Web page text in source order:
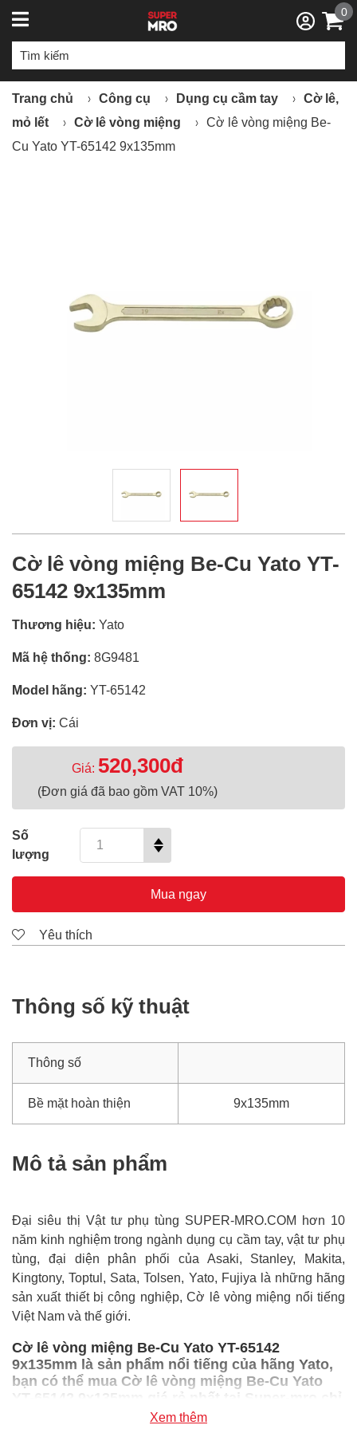
0
Trang chủ Công cụ Dụng cụ cầm tay
Cờ lê,
mỏ lết
Cờ lê vòng miệng
Cờ lê vòng miệng Be-
Cu Yato YT-65142 9x135mm
Cờ lê vòng miệng Be-Cu Yato YT-
65142 9x135mm
Thương hiệu: Yato
Mã hệ thống: 8G9481
Model hãng: YT-65142
Đơn vị: Cái
Giá: 520,300đ
(Đơn giá đã bao gồm VAT 10%)
Số
lượng
Mua ngay
Yêu thích
Thông số kỹ thuật
Thông số
Bề mặt hoàn thiện 9x135mm
Mô tả sản phẩm
Đại siêu thị Vật tư phụ tùng SUPER-MRO.COM hơn 10
năm kinh nghiệm trong ngành dụng cụ cầm tay, vật tư phụ
tùng, đại diện phân phối của Asaki, Stanley, Makita,
Kingtony, Toptul, Sata, Tolsen, Yato, Fujiya là những hãng
sản xuất thiết bị công nghiệp, Cờ lê vòng miệng nổi tiếng
Việt Nam và thế giới.
Cờ lê vòng miệng Be-Cu Yato YT-65142
9x135mm là sản phẩm nổi tiếng của hãng Yato,
bạn có thể mua Cờ lê vòng miệng Be-Cu Yato
YT-65142 9x135mm giá rẻ nhất tại Super-mro chỉ
Xem thêm